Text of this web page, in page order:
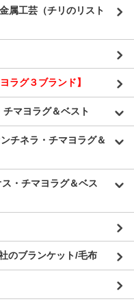
属工芸（チリのリスト
ラグ３ブランド】
マヨラグ＆ベスト
チネラ・チマヨラグ＆
・チマヨラグ＆ベス
のブランケット/毛布